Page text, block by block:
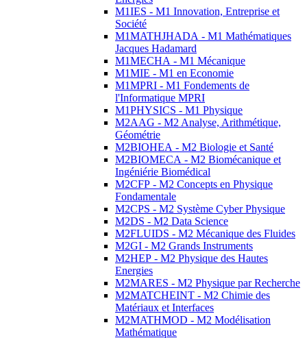
M1IES - M1 Innovation, Entreprise et
Société
M1MATHJHADA - M1 Mathématiques
Jacques Hadamard
M1MECHA - M1 Mécanique
M1MIE - M1 en Economie
M1MPRI - M1 Fondements de
l'Informatique MPRI
M1PHYSICS - M1 Physique
M2AAG - M2 Analyse, Arithmétique,
Géométrie
M2BIOHEA - M2 Biologie et Santé
M2BIOMECA - M2 Biomécanique et
Ingéniérie Biomédical
M2CFP - M2 Concepts en Physique
Fondamentale
M2CPS - M2 Système Cyber Physique
M2DS - M2 Data Science
M2FLUIDS - M2 Mécanique des Fluides
M2GI - M2 Grands Instruments
M2HEP - M2 Physique des Hautes
Energies
M2MARES - M2 Physique par Recherche
M2MATCHEINT - M2 Chimie des
Matériaux et Interfaces
M2MATHMOD - M2 Modélisation
Mathématique